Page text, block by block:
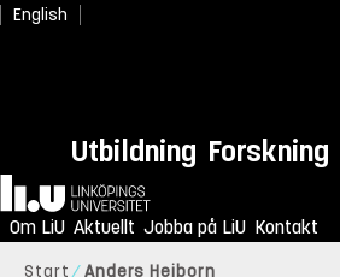
English
Utbildning Forskning
Hem
Om LiU Aktuellt Jobba på LiU Kontakt
Start Anders Heiborn